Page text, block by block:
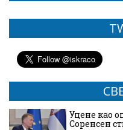
Уцене као
Соренсен